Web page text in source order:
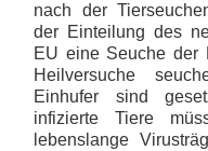
nach der
der Einteilung des
EU eine Seuche der
Heilversuche
Einhufer sind
infizierte Tiere
lebenslange